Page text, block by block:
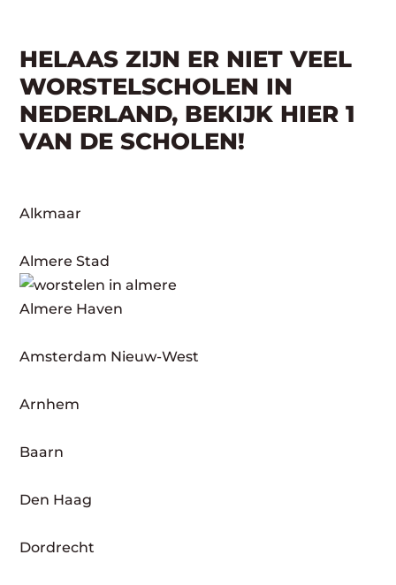
HELAAS ZIJN ER NIET VEEL
WORSTELSCHOLEN IN
NEDERLAND, BEKIJK HIER 1
VAN DE SCHOLEN!
Alkmaar
Almere Stad
Almere Haven
Amsterdam Nieuw-West
Arnhem
Baarn
Den Haag
Dordrecht